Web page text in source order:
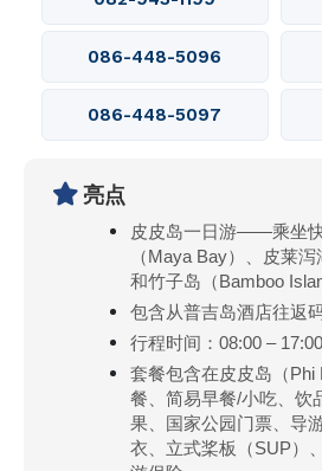
086-448-5096
086-448-5097
亮点
皮皮岛一日游——乘坐
（Maya Bay）、皮莱泻
和竹子岛（Bamboo
包含从普吉岛酒店往返
行程时间：08:00 –
套餐包含在皮皮岛（Phi
餐、简易早餐/小吃、饮
果、国家公园门票、导
衣、立式桨板（SUP）